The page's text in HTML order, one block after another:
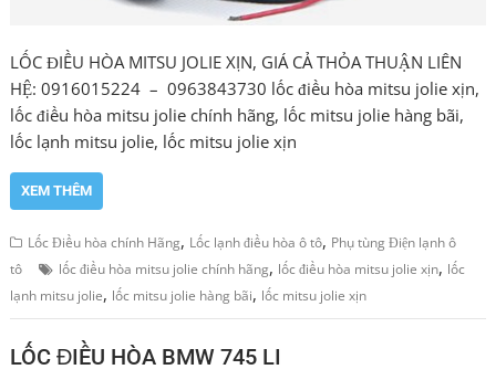
LỐC ĐIỀU HÒA MITSU JOLIE XỊN, GIÁ CẢ THỎA THUẬN LIÊN
HỆ: 0916015224 – 0963843730 lốc điều hòa mitsu jolie xịn,
lốc điều hòa mitsu jolie chính hãng, lốc mitsu jolie hàng bãi,
lốc lạnh mitsu jolie, lốc mitsu jolie xịn
XEM THÊM
Lốc Điều hòa chính Hãng, Lốc lạnh điều hòa ô tô, Phụ tùng Điện lạnh ô
tô
lốc điều hòa mitsu jolie chính hãng, lốc điều hòa mitsu jolie xịn, lốc
lạnh mitsu jolie, lốc mitsu jolie hàng bãi, lốc mitsu jolie xịn
LỐC ĐIỀU HÒA BMW 745 LI